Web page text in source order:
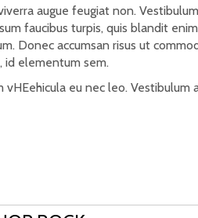
augue feugiat non.
faucibus turpis, quis blandit
Donec accumsan risus ut
elementum sem.
eu nec leo.